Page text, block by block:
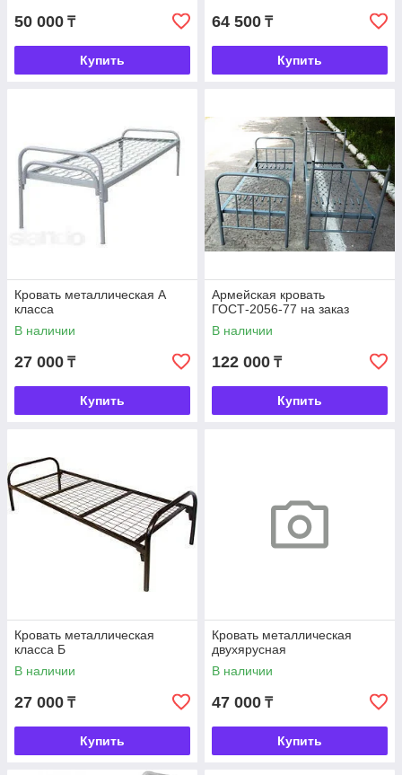
50 000 ₸
Купить
64 500 ₸
Купить
Кровать металлическая А
класса
В наличии
27 000 ₸
Купить
Армейская кровать
ГОСТ-2056-77 на заказ
В наличии
122 000 ₸
Купить
Кровать металлическая
класса Б
В наличии
27 000 ₸
Купить
Кровать металлическая
двухярусная
В наличии
47 000 ₸
Купить